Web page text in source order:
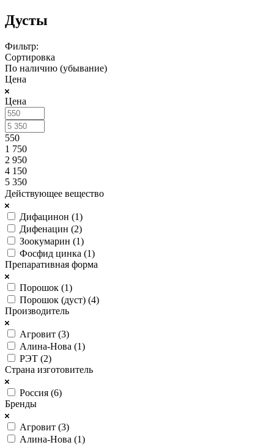
Дусты
Фильтр:
Сортировка
По наличию (убывание)
Цена
Цена
550
1 750
2 950
4 150
5 350
Действующее вещество
Дифацинон (1)
Дифенацин (2)
Зоокумарин (1)
Фосфид цинка (1)
Препаративная форма
Порошок (1)
Порошок (дуст) (4)
Производитель
Агровит (3)
Алина-Нова (1)
РЭТ (2)
Страна изготовитель
Россия (6)
Бренды
Агровит (3)
Алина-Нова (1)